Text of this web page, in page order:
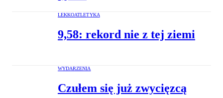
LEKKOATLETYKA
9,58: rekord nie z tej ziemi
WYDARZENIA
Czułem się już zwycięzcą